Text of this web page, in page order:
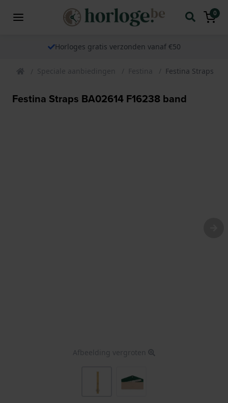
0
Horloges gratis verzonden vanaf €50
Speciale aanbiedingen Festina Festina Straps
Festina Straps BA02614 F16238 band
Afbeelding vergroten